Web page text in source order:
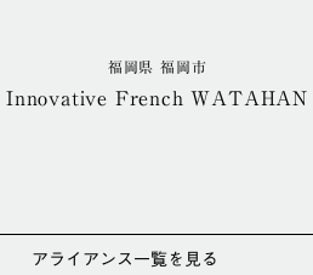
福岡県 福岡市
Innovative French WATAHAN
アライアンス一覧を見る